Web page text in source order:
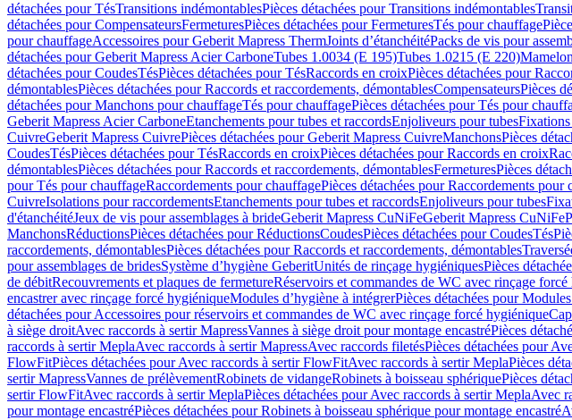
détachées pour TésTransitions indémontablesPièces détachées pour Transitions indémontables
détachées pour CompensateursFermeturesPièces détachées pour FermeturesTés pour chauffage
pour chauffageAccessoires pour Geberit Mapress ThermJoints d’étanchéitéPacks de vis pour
détachées pour Geberit Mapress Acier CarboneTubes 1.0034 (E 195)Tubes 1.0215 (E 220)
détachées pour CoudesTésPièces détachées pour TésRaccords en croixPièces détachées pour
démontablesPièces détachées pour Raccords et raccordements, démontablesCompensateursPièces
détachées pour Manchons pour chauffageTés pour chauffagePièces détachées pour Tés pour
Geberit Mapress Acier CarboneEtanchements pour tubes et raccordsEnjoliveurs pour tubes
CuivreGeberit Mapress CuivrePièces détachées pour Geberit Mapress CuivreManchonsPièces
CoudesTésPièces détachées pour TésRaccords en croixPièces détachées pour Raccords en croix
démontablesPièces détachées pour Raccords et raccordements, démontablesFermeturesPièces
pour Tés pour chauffageRaccordements pour chauffagePièces détachées pour Raccordements pour
CuivreIsolations pour raccordementsEtanchements pour tubes et raccordsEnjoliveurs pour tubes
d'étanchéitéJeux de vis pour assemblages à brideGeberit Mapress CuNiFeGeberit Mapress CuNiFe
ManchonsRéductionsPièces détachées pour RéductionsCoudesPièces détachées pour CoudesTés
raccordements, démontablesPièces détachées pour Raccords et raccordements, démontables
pour assemblages de bridesSystème d’hygiène GeberitUnités de rinçage hygiéniquesPièces
de débitRecouvrements et plaques de fermetureRéservoirs et commandes de WC avec rinçage
encastrer avec rinçage forcé hygiéniqueModules d’hygiène à intégrerPièces détachées pour
détachées pour Accessoires pour réservoirs et commandes de WC avec rinçage forcé hygiénique
à siège droitAvec raccords à sertir MapressVannes à siège droit pour montage encastréPièces
raccords à sertir MeplaAvec raccords à sertir MapressAvec raccords filetésPièces détachées pour
FlowFitPièces détachées pour Avec raccords à sertir FlowFitAvec raccords à sertir MeplaPièces
sertir MapressVannes de prélèvementRobinets de vidangeRobinets à boisseau sphériquePièces
sertir FlowFitAvec raccords à sertir MeplaPièces détachées pour Avec raccords à sertir MeplaAvec
pour montage encastréPièces détachées pour Robinets à boisseau sphérique pour montage encastré